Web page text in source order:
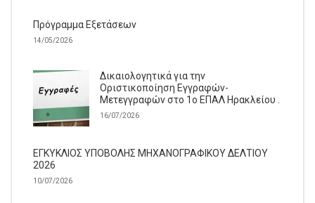
Πρόγραμμα Εξετάσεων
14/05/2026
Δικαιολογητικά για την
Οριστικοποίηση Εγγραφών-
Μετεγγραφών στο 1ο ΕΠΑΛ Ηρακλείου .
16/07/2026
ΕΓΚΥΚΛΙΟΣ ΥΠΟΒΟΛΗΣ ΜΗΧΑΝΟΓΡΑΦΙΚΟΥ ΔΕΛΤΙΟΥ
2026
10/07/2026